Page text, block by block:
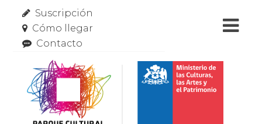
Suscripción
Cómo llegar
Contacto